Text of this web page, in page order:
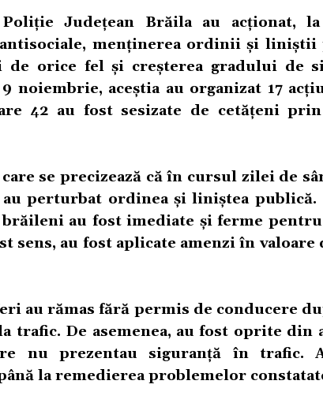
Județean Brăila au acționat,
menținerea ordinii și liniștii
de orice fel și creșterea gradului de
aceștia au organizat 17
42 au fost sesizate de cetățeni
se precizează că în cursul zilei de
perturbat ordinea și liniștea publică.
au fost imediate și ferme
au fost aplicate amenzi în valoare
au rămas fără permis de conducere
De asemenea, au fost oprite din
nu prezentau siguranță în trafic.
la remedierea problemelor